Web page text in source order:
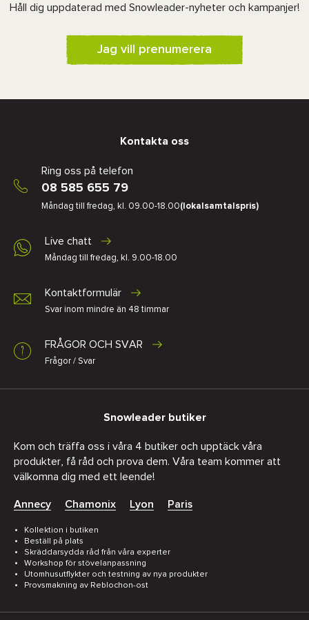
Håll dig uppdaterad med Snowleader-nyheter och kampanjer!
Jag vill prenumerera
Kontakta oss
Ring oss på telefon
08 585 655 79
Måndag till fredag, kl. 09.00-18.00(lokalsamtalspris)
Live chatt
Måndag till fredag, kl. 9.00-18.00
Kontaktformulär
Svar inom mindre än 48 timmar
FRÅGOR OCH SVAR
Frågor / Svar
Snowleader butiker
Kom och träffa oss i våra 4 butiker och upptäck våra
produkter, få råd och prova dem. Våra team kommer att
välkomna dig med ett leende!
Annecy Chamonix Lyon Paris
Kollektion i butiken
Beställ på plats
Skräddarsydda råd från våra experter
Workshop för stövelanpassning
Utomhusutflykter och testning av nya produkter
Provsmakning av Reblochon-ost